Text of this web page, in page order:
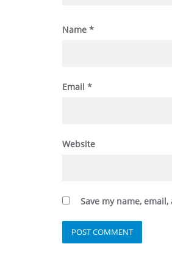
Name *
Email *
Website
Save my name,